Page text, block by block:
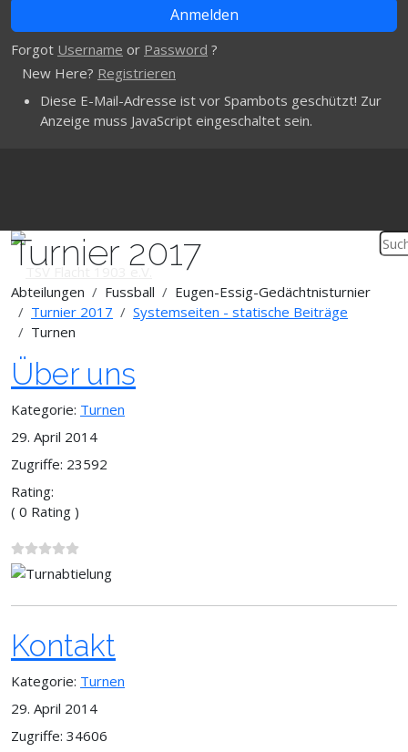
Forgot Username or Password ?
New Here? Registrieren
Diese E-Mail-Adresse ist vor Spambots geschützt! Zur
Anzeige muss JavaScript eingeschaltet sein.
Turnier 2017
Abteilungen Fussball
Eugen-Essig-Gedächtnisturnier
Turnier 2017
Systemseiten - statische Beiträge
Turnen
Über uns
Kategorie: Turnen
29. April 2014
Zugriffe: 23592
Rating:
( 0 Rating )
Kontakt
Kategorie: Turnen
29. April 2014
Zugriffe: 34606